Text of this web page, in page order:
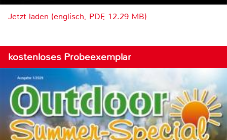
Jetzt laden (englisch, PDF, 12.29 MB)
kostenloses Probeexemplar